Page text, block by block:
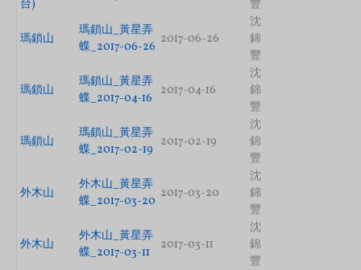
台)
豐
瑪鎖山
瑪鎖山_黃星弄
蝶_2017-06-26
2017-06-26
沈
錦
豐
瑪鎖山
瑪鎖山_黃星弄
蝶_2017-04-16
2017-04-16
沈
錦
豐
瑪鎖山
瑪鎖山_黃星弄
蝶_2017-02-19
2017-02-19
沈
錦
豐
外木山
外木山_黃星弄
蝶_2017-03-20
2017-03-20
沈
錦
豐
外木山
外木山_黃星弄
蝶_2017-03-11
2017-03-11
沈
錦
豐